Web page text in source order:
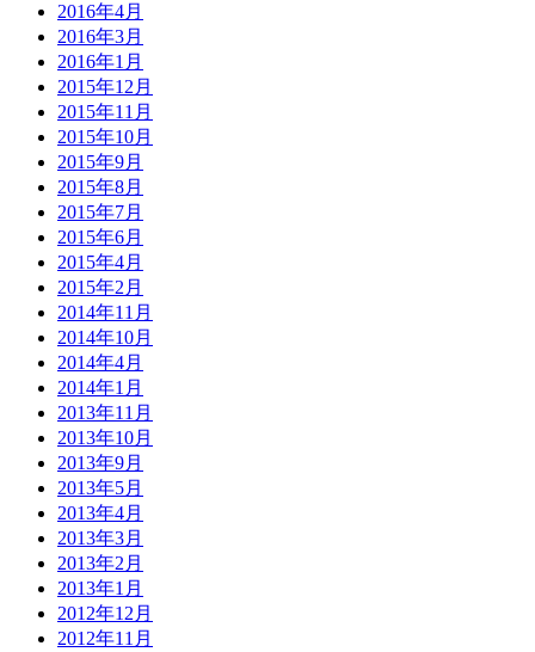
2016年4月
2016年3月
2016年1月
2015年12月
2015年11月
2015年10月
2015年9月
2015年8月
2015年7月
2015年6月
2015年4月
2015年2月
2014年11月
2014年10月
2014年4月
2014年1月
2013年11月
2013年10月
2013年9月
2013年5月
2013年4月
2013年3月
2013年2月
2013年1月
2012年12月
2012年11月